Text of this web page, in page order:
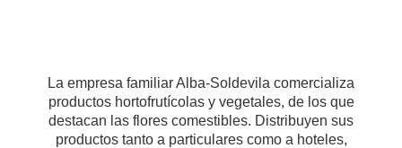
La empresa familiar Alba-Soldevila comercializa
productos hortofrutícolas y vegetales, de los que
destacan las flores comestibles. Distribuyen sus
productos tanto a particulares como a hoteles,